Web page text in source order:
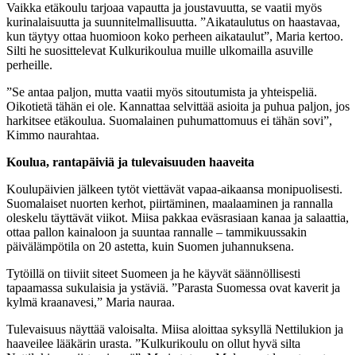
Vaikka etäkoulu tarjoaa vapautta ja joustavuutta, se vaatii myös
kurinalaisuutta ja suunnitelmallisuutta. ”Aikataulutus on haastavaa,
kun täytyy ottaa huomioon koko perheen aikataulut”, Maria kertoo.
Silti he suosittelevat Kulkurikoulua muille ulkomailla asuville
perheille.
”Se antaa paljon, mutta vaatii myös sitoutumista ja yhteispeliä.
Oikotietä tähän ei ole. Kannattaa selvittää asioita ja puhua paljon, jos
harkitsee etäkoulua. Suomalainen puhumattomuus ei tähän sovi”,
Kimmo naurahtaa.
Koulua, rantapäiviä ja tulevaisuuden haaveita
Koulupäivien jälkeen tytöt viettävät vapaa-aikaansa monipuolisesti.
Suomalaiset nuorten kerhot, piirtäminen, maalaaminen ja rannalla
oleskelu täyttävät viikot. Miisa pakkaa eväsrasiaan kanaa ja salaattia,
ottaa pallon kainaloon ja suuntaa rannalle – tammikuussakin
päivälämpötila on 20 astetta, kuin Suomen juhannuksena.
Tytöillä on tiiviit siteet Suomeen ja he käyvät säännöllisesti
tapaamassa sukulaisia ja ystäviä. ”Parasta Suomessa ovat kaverit ja
kylmä kraanavesi,” Maria nauraa.
Tulevaisuus näyttää valoisalta. Miisa aloittaa syksyllä Nettilukion ja
haaveilee lääkärin urasta. ”Kulkurikoulu on ollut hyvä silta